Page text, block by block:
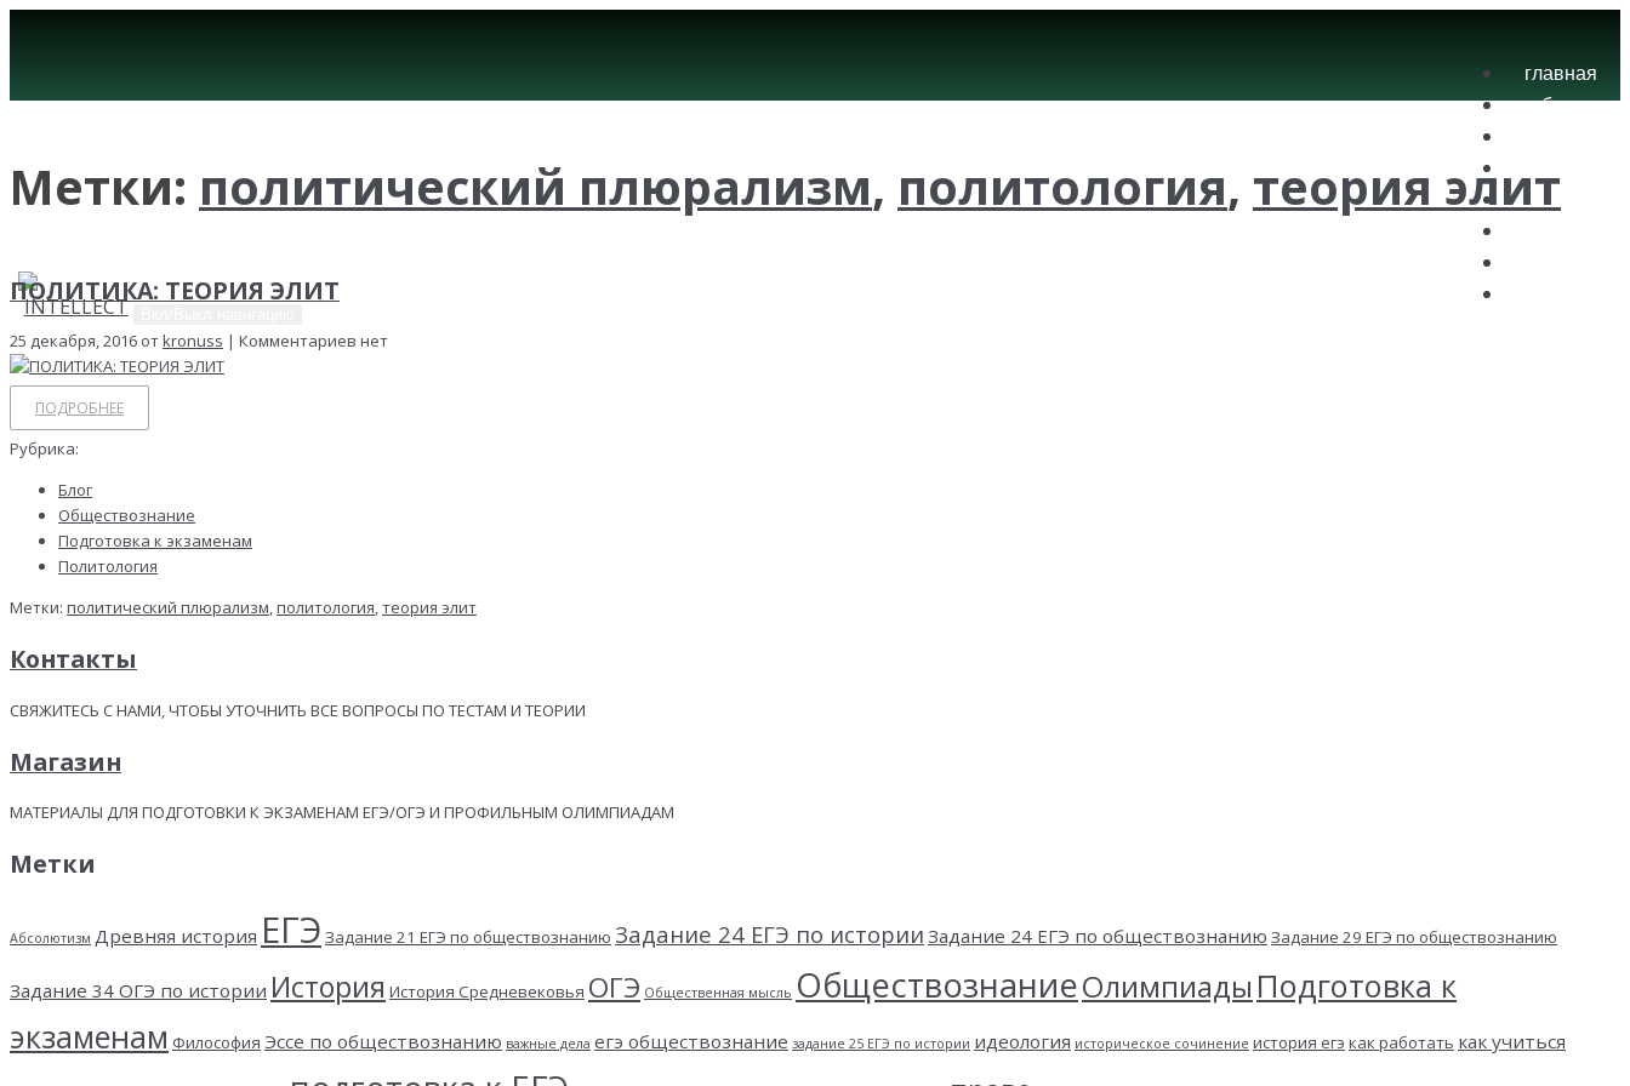
главная
блог
практика
Метки: политический плюрализм, политология, теория элит
ПОЛИТИКА: ТЕОРИЯ ЭЛИТ
25 декабря, 2016 отkronuss | Комментариев нет
ПОДРОБНЕЕ
Рубрика:
Блог
Обществознание
Подготовка к экзаменам
Политология
Метки: политический плюрализм,политология,теория элит
Контакты
СВЯЖИТЕСЬ С НАМИ, ЧТОБЫ УТОЧНИТЬ ВСЕ ВОПРОСЫ ПО ТЕСТАМ И ТЕОРИИ
Магазин
МАТЕРИАЛЫ ДЛЯ ПОДГОТОВКИ К ЭКЗАМЕНАМ ЕГЭ/ОГЭ И ПРОФИЛЬНЫМ ОЛИМПИАДАМ
Метки
Абсолютизм Древняя история ЕГЭ Задание 21 ЕГЭ по обществознанию Задание 24 ЕГЭ по истории Задание 24 ЕГЭ по обществознанию Задание 29 ЕГЭ по обществознанию
Задание 34 ОГЭ по истории История История Средневековья ОГЭ Общественная мысль ОбществознаниеОлимпиады Подготовка к
экзаменам Философия Эссе по обществознанию важные дела егэ обществознание задание 25 ЕГЭ по истории идеология историческое сочинение история егэ как работать как учиться